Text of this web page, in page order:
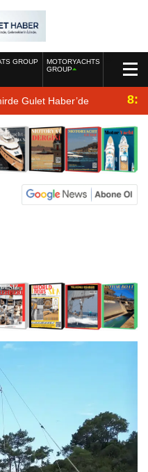
GROUP
MOTORYACHTS
GROUP
Gulet Haber’de